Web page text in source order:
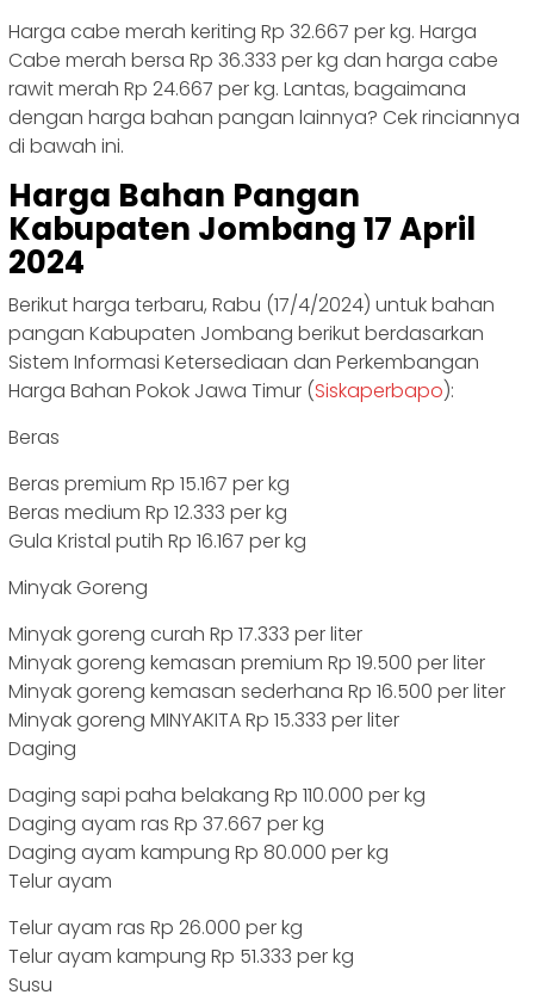
Harga cabe merah keriting Rp 32.667 per kg. Harga
Cabe merah bersa Rp 36.333 per kg dan harga cabe
rawit merah Rp 24.667 per kg. Lantas, bagaimana
dengan harga bahan pangan lainnya? Cek rinciannya
di bawah ini.
Harga Bahan Pangan
Kabupaten Jombang 17 April
2024
Berikut harga terbaru, Rabu (17/4/2024) untuk bahan
pangan Kabupaten Jombang berikut berdasarkan
Sistem Informasi Ketersediaan dan Perkembangan
Harga Bahan Pokok Jawa Timur (Siskaperbapo):
Beras
Beras premium Rp 15.167 per kg
Beras medium Rp 12.333 per kg
Gula Kristal putih Rp 16.167 per kg
Minyak Goreng
Minyak goreng curah Rp 17.333 per liter
Minyak goreng kemasan premium Rp 19.500 per liter
Minyak goreng kemasan sederhana Rp 16.500 per liter
Minyak goreng MINYAKITA Rp 15.333 per liter
Daging
Daging sapi paha belakang Rp 110.000 per kg
Daging ayam ras Rp 37.667 per kg
Daging ayam kampung Rp 80.000 per kg
Telur ayam
Telur ayam ras Rp 26.000 per kg
Telur ayam kampung Rp 51.333 per kg
Susu